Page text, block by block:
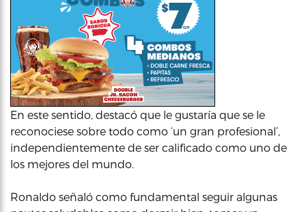
En este sentido, destacó que le gustaría que se le
reconociese sobre todo como ‘un gran profesional’,
independientemente de ser calificado como uno de
los mejores del mundo.
Ronaldo señaló como fundamental seguir algunas